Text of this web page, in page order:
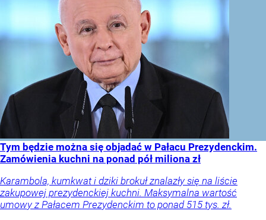
Tym będzie można się objadać w Pałacu Prezydenckim.
Zamówienia kuchni na ponad pół miliona zł
Karambola, kumkwat i dziki brokuł znalazły się na liście
zakupowej prezydenckiej kuchni. Maksymalna wartość
umowy z Pałacem Prezydenckim to ponad 515 tys. zł.